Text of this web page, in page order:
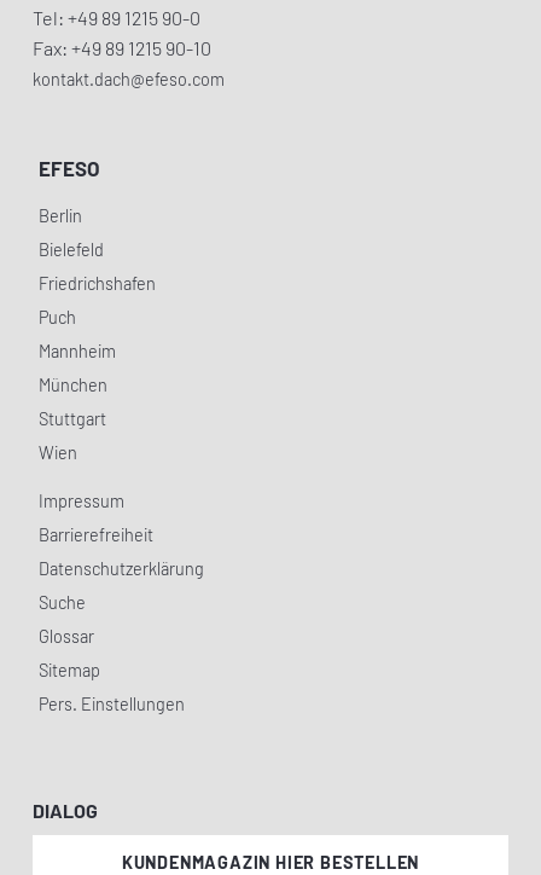
Tel: +49 89 1215 90-0
Fax: +49 89 1215 90-10
kontakt.dach@efeso.com
EFESO
Berlin
Bielefeld
Friedrichshafen
Puch
Mannheim
München
Stuttgart
Wien
Impressum
Barrierefreiheit
Datenschutzerklärung
Suche
Glossar
Sitemap
Pers. Einstellungen
DIALOG
KUNDENMAGAZIN HIER BESTELLEN